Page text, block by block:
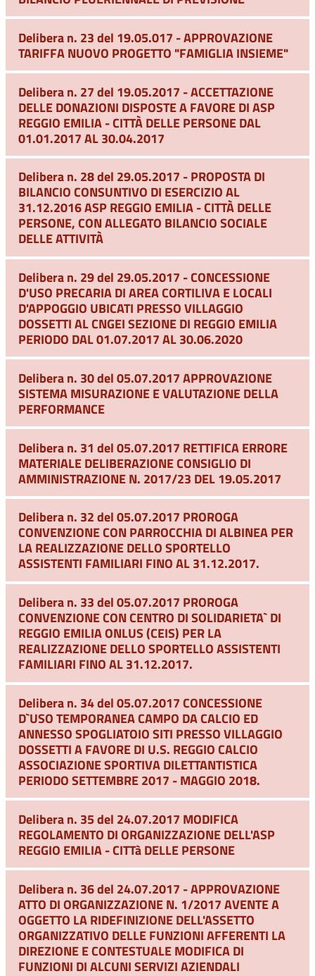
Delibera n. 23 del 19.05.017 - APPROVAZIONE
TARIFFA NUOVO PROGETTO "FAMIGLIA INSIEME"
Delibera n. 27 del 19.05.2017 - ACCETTAZIONE
DELLE DONAZIONI DISPOSTE A FAVORE DI ASP
REGGIO EMILIA - CITTÀ DELLE PERSONE DAL
01.01.2017 AL 30.04.2017
Delibera n. 28 del 29.05.2017 - PROPOSTA DI
BILANCIO CONSUNTIVO DI ESERCIZIO AL
31.12.2016 ASP REGGIO EMILIA - CITTÀ DELLE
PERSONE, CON ALLEGATO BILANCIO SOCIALE
DELLE ATTIVITÀ
Delibera n. 29 del 29.05.2017 - CONCESSIONE
D'USO PRECARIA DI AREA CORTILIVA E LOCALI
D'APPOGGIO UBICATI PRESSO VILLAGGIO
DOSSETTI AL CNGEI SEZIONE DI REGGIO EMILIA
PERIODO DAL 01.07.2017 AL 30.06.2020
Delibera n. 30 del 05.07.2017 APPROVAZIONE
SISTEMA MISURAZIONE E VALUTAZIONE DELLA
PERFORMANCE
Delibera n. 31 del 05.07.2017 RETTIFICA ERRORE
MATERIALE DELIBERAZIONE CONSIGLIO DI
AMMINISTRAZIONE N. 2017/23 DEL 19.05.2017
Delibera n. 32 del 05.07.2017 PROROGA
CONVENZIONE CON PARROCCHIA DI ALBINEA PER
LA REALIZZAZIONE DELLO SPORTELLO
ASSISTENTI FAMILIARI FINO AL 31.12.2017.
Delibera n. 33 del 05.07.2017 PROROGA
CONVENZIONE CON CENTRO DI SOLIDARIETA` DI
REGGIO EMILIA ONLUS (CEIS) PER LA
REALIZZAZIONE DELLO SPORTELLO ASSISTENTI
FAMILIARI FINO AL 31.12.2017.
Delibera n. 34 del 05.07.2017 CONCESSIONE
D`USO TEMPORANEA CAMPO DA CALCIO ED
ANNESSO SPOGLIATOIO SITI PRESSO VILLAGGIO
DOSSETTI A FAVORE DI U.S. REGGIO CALCIO
ASSOCIAZIONE SPORTIVA DILETTANTISTICA
PERIODO SETTEMBRE 2017 - MAGGIO 2018.
Delibera n. 35 del 24.07.2017 MODIFICA
REGOLAMENTO DI ORGANIZZAZIONE DELL'ASP
REGGIO EMILIA - CITTà DELLE PERSONE
Delibera n. 36 del 24.07.2017 - APPROVAZIONE
ATTO DI ORGANIZZAZIONE N. 1/2017 AVENTE A
OGGETTO LA RIDEFINIZIONE DELL'ASSETTO
ORGANIZZATIVO DELLE FUNZIONI AFFERENTI LA
DIREZIONE E CONTESTUALE MODIFICA DI
FUNZIONI DI ALCUNI SERVIZI AZIENDALI